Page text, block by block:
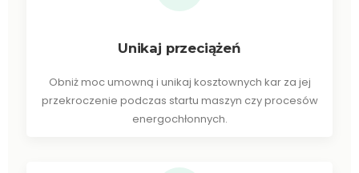
Unikaj przeciążeń
Obniż moc umowną i unikaj kosztownych kar za jej
przekroczenie podczas startu maszyn czy procesów
energochłonnych.